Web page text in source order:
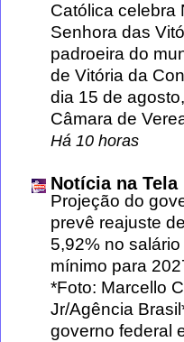
Católica celebra
Senhora das
padroeira do
de Vitória da
dia 15 de
Câmara de
Há 10 horas
Notícia na Tela
Projeção do
prevê reajuste de
5,92% no salário
mínimo para
*Foto: Marcello
Jr/Agência
governo federal